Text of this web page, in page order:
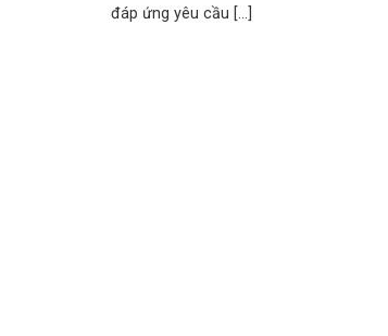
đáp ứng yêu cầu [...]